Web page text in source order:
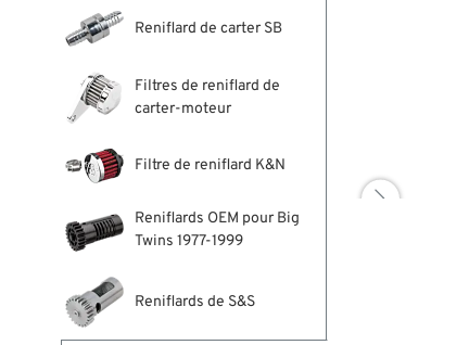
Reniflard de carter SB
Filtres de reniflard de
carter-moteur
Filtre de reniflard K&N
Reniflards OEM pour Big
Twins 1977-1999
Reniflards de S&S
